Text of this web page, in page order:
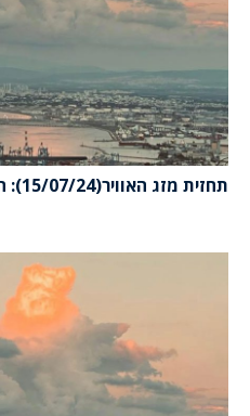
תחזית מזג האוויר(15/07/24): התחממות הדרגתית